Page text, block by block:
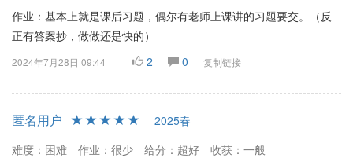
作业：基本上就是课后习题，偶尔有老师上课讲的习题要交。（反
正有答案抄，做做还是快的）
2024年7月28日 09:44 2 0 复制链接
匿名用户
2025春
难度：困难
作业：很少 给分：超好
收获：一般